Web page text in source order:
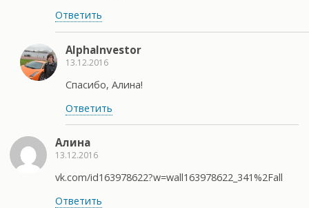
Ответить
AlphaInvestor
13.12.2016
Спасибо, Алина!
Ответить
Алина
13.12.2016
vk.com/id163978622?w=wall163978622_341%2Fall
Ответить